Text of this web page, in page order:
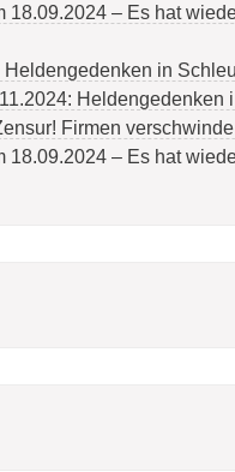
18.09.2024 – Es hat
Heldengedenken in
Heldengedenken
Firmen
18.09.2024 – Es hat